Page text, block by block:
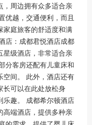
，周边拥有众多适合亲
优越，交通便利，而且
家庭旅客的舒适度和满
店：成都君悦酒店成都
星级酒店，非常适合亲
分客房还配有儿童床和
空间。 此外，酒店还有
长可以在此处放松身
乐趣。 成都希尔顿酒店
高端酒店，提供多种亲